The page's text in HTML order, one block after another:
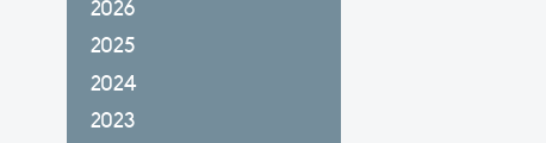
2026
2025
2024
2023